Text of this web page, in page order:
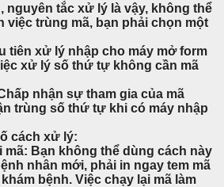
nguyên tắc xử lý là vậy, không thể
việc trùng mã, bạn phải chọn một
tiên xử lý nhập cho máy mở form
xử lý số thứ tự không cần mã
nhận sự tham gia của mã
trùng số thứ tự khi có máy nhập
cách xử lý:
mã: Bạn không thể dùng cách này
nhân mới, phải in ngay tem mã
bệnh. Việc chạy lại mã làm